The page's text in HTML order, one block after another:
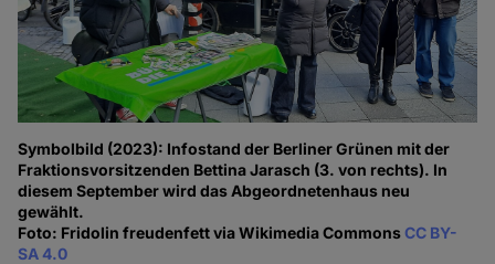
Symbolbild (2023): Infostand der Berliner Grünen mit der
Fraktionsvorsitzenden Bettina Jarasch (3. von rechts). In
diesem September wird das Abgeordnetenhaus neu
gewählt.
Foto: Fridolin freudenfett via Wikimedia CommonsCC BY-
SA 4.0